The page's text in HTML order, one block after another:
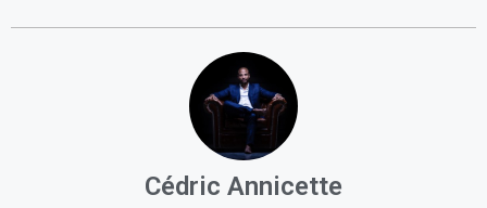
Cédric Annicette